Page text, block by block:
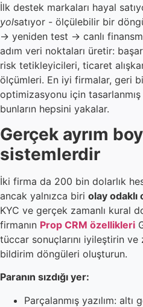
İlk destek markaları hayal
yolsatıyor - ölçülebilir bir
→ yeniden test → canlı
adım veri noktaları üretir:
risk tetikleyicileri, ticaret
ölçümleri. En iyi firmalar, geri
optimizasyonu için tasarlanmış
bunların hepsini yakalar.
Gerçek ayrım
sistemlerdir
İki firma da 200 bin dolarlık
ancak yalnızca biri olay
KYC ve gerçek zamanlı kural
firmanın Prop CRM özellikleri
tüccar sonuçlarını iyileştirin
bildirim döngüleri oluşturun.
Paranın sızdığı yer:
Parçalanmış yazılım: